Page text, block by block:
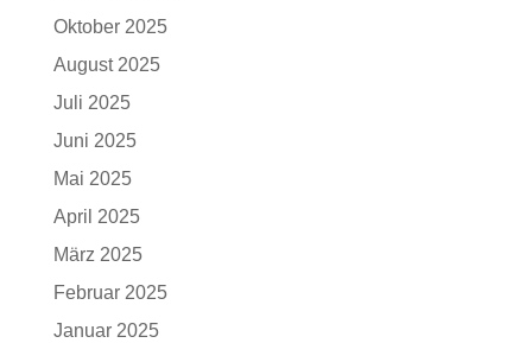
Oktober 2025
August 2025
Juli 2025
Juni 2025
Mai 2025
April 2025
März 2025
Februar 2025
Januar 2025